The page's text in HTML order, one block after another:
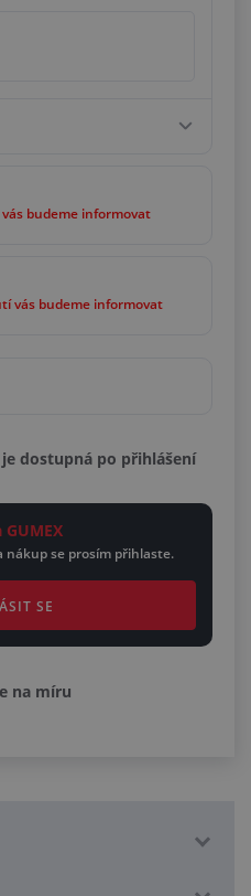
budeme informovat
vás budeme informovat
je dostupná po přihlášení
nákup se prosím přihlaste.
SE
na míru